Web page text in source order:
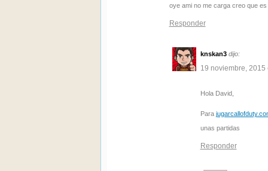
oye ami no me carga creo que
Responder
knskan3 dijo:
19 noviembre, 2015
Hola David,
Para
unas partidas
Responder